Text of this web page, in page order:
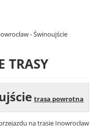
- Świnoujście
TRASY
trasa powrotna
na trasie Inowrocław